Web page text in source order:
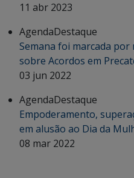
11 abr 2023
AgendaDestaque
Semana foi marcada
sobre Acordos em
03 jun 2022
AgendaDestaque
Empoderamento,
em alusão ao Dia da
08 mar 2022